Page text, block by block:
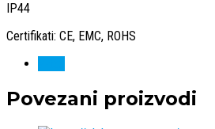
IP44
Certifikati: CE, EMC, ROHS
Povezani proizvodi